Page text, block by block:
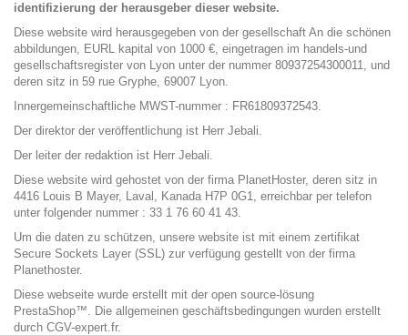
identifizierung der herausgeber dieser website.
Diese website wird herausgegeben von der gesellschaft An die schönen
abbildungen, EURL kapital von 1000 €, eingetragen im handels-und
gesellschaftsregister von Lyon unter der nummer 80937254300011, und
deren sitz in 59 rue Gryphe, 69007 Lyon.
Innergemeinschaftliche MWST-nummer : FR61809372543.
Der direktor der veröffentlichung ist Herr Jebali.
Der leiter der redaktion ist Herr Jebali.
Diese website wird gehostet von der firma PlanetHoster, deren sitz in
4416 Louis B Mayer, Laval, Kanada H7P 0G1, erreichbar per telefon
unter folgender nummer : 33 1 76 60 41 43.
Um die daten zu schützen, unsere website ist mit einem zertifikat
Secure Sockets Layer (SSL) zur verfügung gestellt von der firma
Planethoster.
Diese webseite wurde erstellt mit der open source-lösung
PrestaShop™. Die allgemeinen geschäftsbedingungen wurden erstellt
durch CGV-expert.fr.